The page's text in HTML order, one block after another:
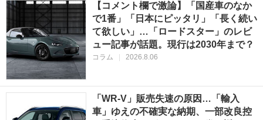
【コメント欄で激論】「国産車のなか
で1番」「日本にピッタリ」「長く続い
て欲しい」…「ロードスター」のレビ
ュー記事が話題。現行は2030年まで？
コラム 2026.8.06
「WR-V」販売失速の原因…「輸入
車」ゆえの不確実な納期、一部改良控